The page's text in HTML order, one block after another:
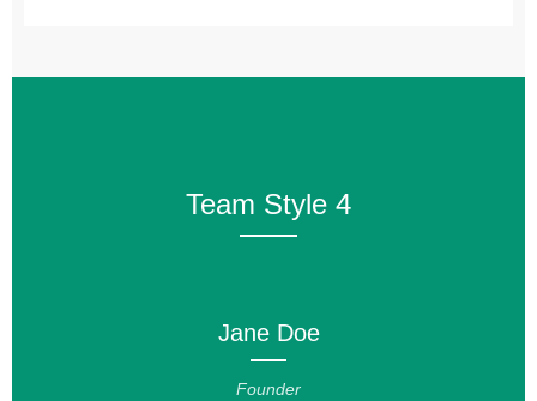
Team Style 4
Jane Doe
Founder